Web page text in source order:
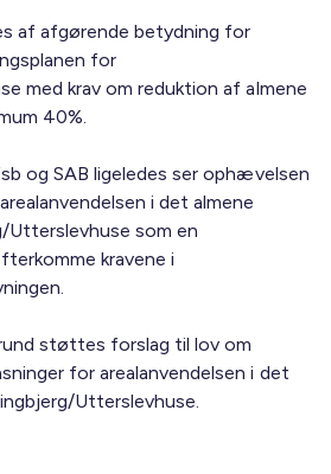
af afgørende betydning for
for
med krav om reduktion af almene
40%.
og SAB ligeledes ser ophævelsen
i det almene
Utterslevhuse som en
kravene i
støttes forslag til lov om
for arealanvendelsen i det
Utterslevhuse.